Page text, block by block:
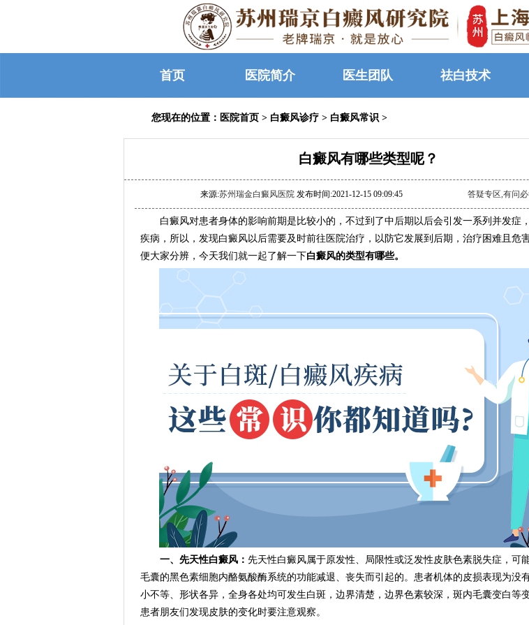
首页 医院简介 医生团队 祛白技术
您现在的位置： 医院首页 > 白癜风诊疗 > 白癜风常识 >
白癜风有哪些类型呢？
来源:苏州瑞金白癜风医院 发布时间:2021-12-15 09:09:45 答疑专区,有问
白癜风对患者身体的影响前期是比较小的，不过到了中后期以后会引发一系列并发症
疾病，所以，发现白癜风以后需要及时前往医院治疗，以防它发展到后期，治疗困难且危
便大家分辨，今天我们就一起了解一下白癜风的类型有哪些。
一、先天性白癜风： 先天性白癜风属于原发性、局限性或泛发性皮肤色素脱失症，可
毛囊的黑色素细胞内酪氨酸酶系统的功能减退、丧失而引起的。患者机体的皮损表现为没
小不等、形状各异，全身各处均可发生白斑，边界清楚，边界色素较深，斑内毛囊变白等
患者朋友们发现皮肤的变化时要注意观察。